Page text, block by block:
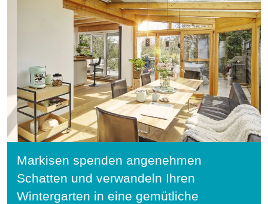
Markisen spenden angenehmen
Schatten und verwandeln Ihren
Wintergarten in eine gemütliche